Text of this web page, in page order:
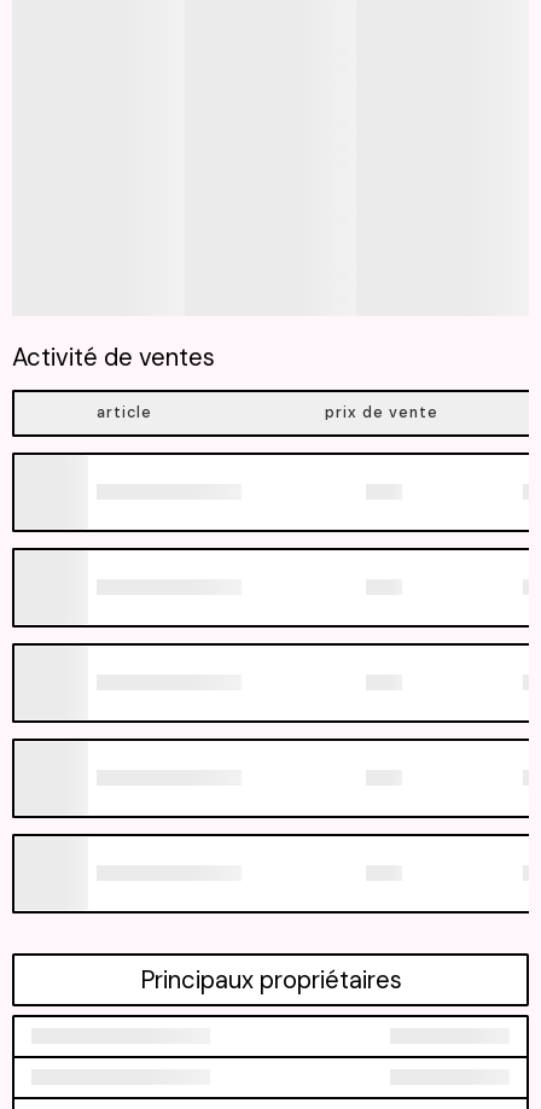
Activité de ventes
article prix de vente
Principaux propriétaires